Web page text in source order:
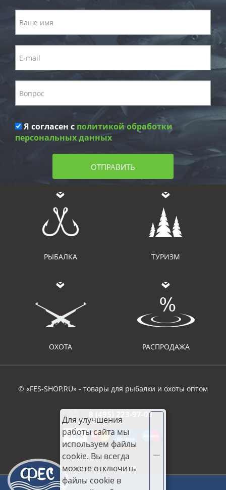
Я согласен с политикой обработки
персональных данных
ОТПРАВИТЬ
РЫБАЛКА ТУРИЗМ
ОХОТА РАСПРОДАЖА
© «FES-SHOP.RU» - товары для рыбалки и охоты оптом
8 (495) 223-97-09
Для улучшения
работы сайта мы
используем файлы
cookie. Вы всегда
можете отключить
файлы cookie в
Хорошо